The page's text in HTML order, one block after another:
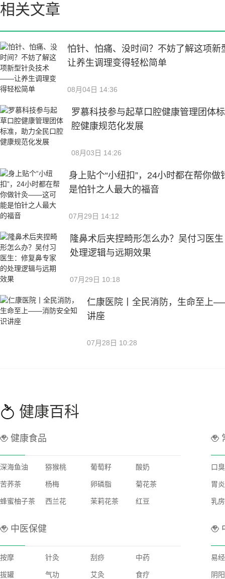
相关文章
怕针、怕痛、没时间？不妨了解这项
让养生调理变得轻松简单
08月04日 14:36
罗慕科技参与起草口腔健康管理团体
腔健康规范化发展
08月03日 14:26
身上贴个“小纽扣”，24小时都在帮你
是怕针之人最大的福音
07月29日 14:12
隆鼻术后夹捏畸形怎么办？吴付习医
处理逻辑与远期效果
07月29日 10:18
仁康医院丨全民消防，生命至上
讲座
07月28日 10:28
健康百科
健康食品
深海鱼油 猕猴桃 葡萄籽 酸奶
苦荞茶 杨梅 卵磷脂 菊花茶
蜂蜜柚子茶 西兰花 茉莉花茶 红豆
口臭
胃炎
乳房
中医保健
按摩 针灸 刮痧 中药
拔罐 气功 艾灸 食疗
易经
阴阳